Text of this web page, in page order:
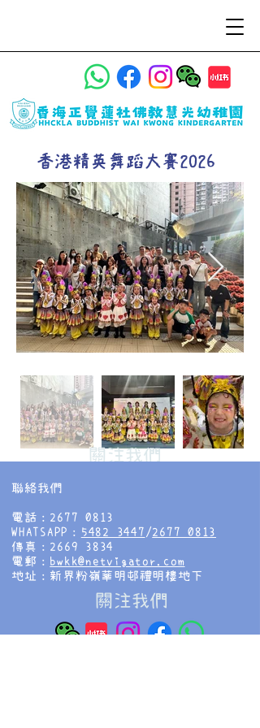
香港精英舞蹈大賽2026
​關注我們
聯絡我們
電話：2677 0813
WHATSAPP： 5482 3447 /2677 0813
傳真：2669 3834
電郵： bwkk@netvigator.com
地址：新界粉嶺華明邨禮明樓地下
​關注我們